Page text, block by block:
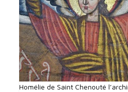
Homélie de Saint Chenouté